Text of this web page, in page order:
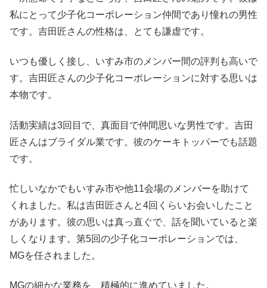
私にとって少子化コーポレーション仲間であり憧れの男性
です。吉田匠さんの性格は、とても謙虚です。
いつも優しく接し、いすみ市のメンバー間の評判も高いで
す。吉田匠さんの少子化コーポレーションに対する思いは
本物です。
活動実績は3回目で、真面目で仲間思いな男性です。吉田
匠さんはブライダル業です。彼のケーキトッパーでも話題
です。
忙しいなかでもいすみ市や他11会場のメンバーを助けて
くれました。私は吉田匠さんと4回くらいお会いしたこと
があります。彼の思いは真っ直ぐで、話を聞いていると楽
しくなります。第5回の少子化コーポレーションでは、
MGを任されました。
MGの細かな業務を、積極的に進めていました。